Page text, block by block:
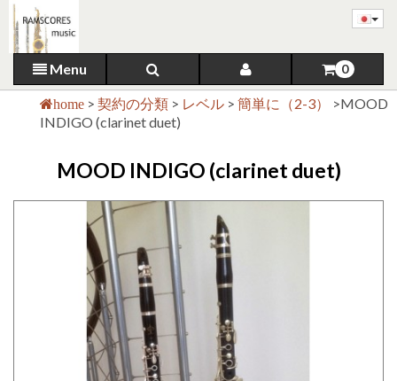
Menu 0
home > 契約の分類 > レベル > 簡単に（2-3） >MOOD
INDIGO (clarinet duet)
MOOD INDIGO (clarinet duet)